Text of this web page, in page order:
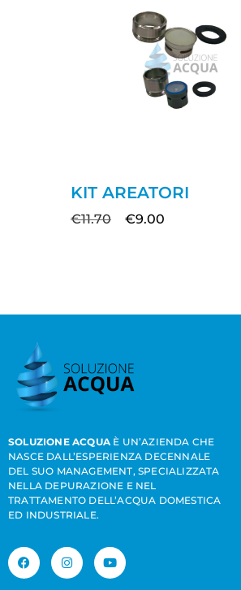
KIT AREATORI
€11.70 €9.00
SOLUZIONE ACQUA È UN’AZIENDA CHE
NASCE DALL’ESPERIENZA DECENNALE
DEL SUO MANAGEMENT, SPECIALIZZATA
NELLA DEPURAZIONE E NEL
TRATTAMENTO DELL’ACQUA DOMESTICA
ED INDUSTRIALE.